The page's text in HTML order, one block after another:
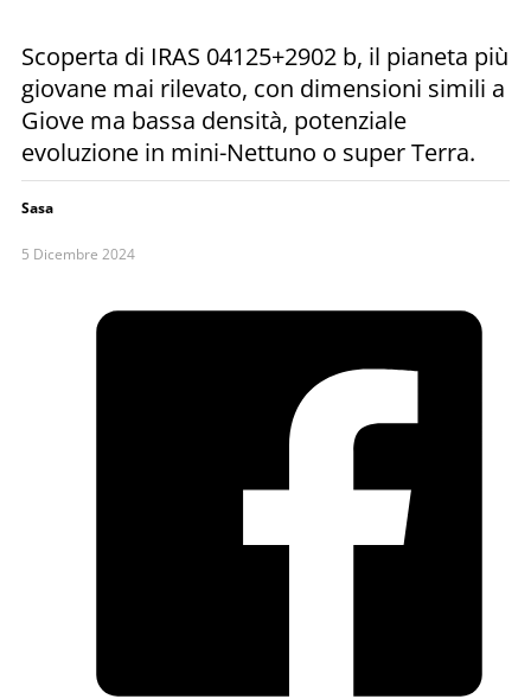
Scoperta di IRAS 04125+2902 b, il pianeta più
giovane mai rilevato, con dimensioni simili a
Giove ma bassa densità, potenziale
evoluzione in mini-Nettuno o super Terra.
Sasa
5 Dicembre 2024